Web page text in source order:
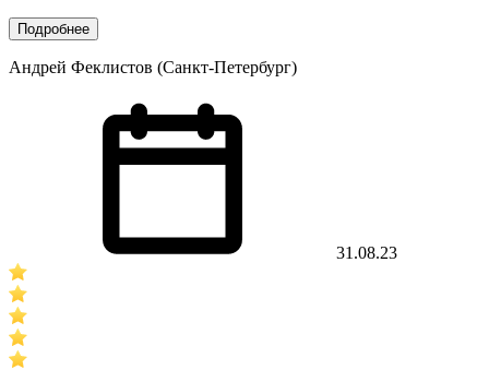
Подробнее
Андрей Феклистов (Санкт-Петербург)
31.08.23